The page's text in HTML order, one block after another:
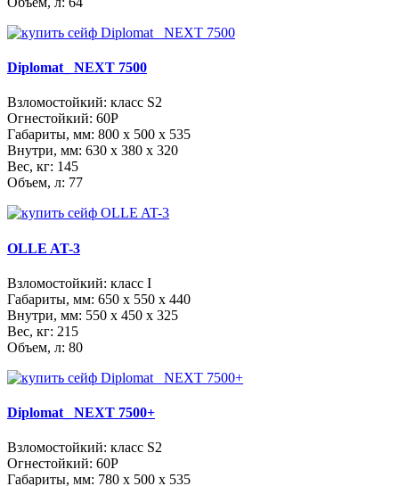
Diplomat_ NEXT 7500
Взломостойкий: класс S2
Огнестойкий: 60Р
Габариты, мм: 800 x 500 x 535
Внутри, мм: 630 x 380 x 320
Вес, кг: 145
Объем, л: 77
OLLE AT-3
Взломостойкий: класс I
Габариты, мм: 650 x 550 x 440
Внутри, мм: 550 x 450 x 325
Вес, кг: 215
Объем, л: 80
Diplomat_ NEXT 7500+
Взломостойкий: класс S2
Огнестойкий: 60Р
Габариты, мм: 780 x 500 x 535